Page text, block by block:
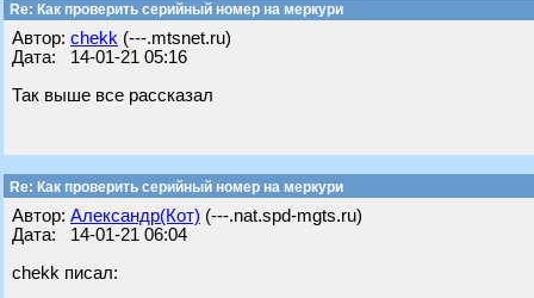
Re: Как проверить серийный номер на меркури
Автор: chekk (---.mtsnet.ru)
Дата: 14-01-21 05:16
Так выше все рассказал
Re: Как проверить серийный номер на меркури
Автор: Александр(Кот) (---.nat.spd-mgts.ru)
Дата: 14-01-21 06:04
chekk писал: